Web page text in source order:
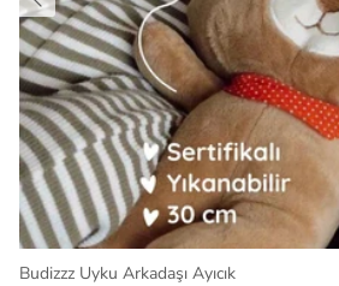
Budizzz Uyku Arkadaşı Ayıcık